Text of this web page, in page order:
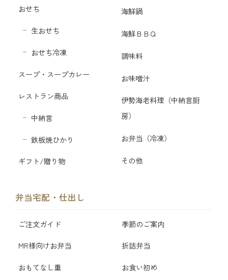
おせち
生おせち
おせち冷凍
スープ・スープカレー
レストラン商品
中納言
鉄板焼ひかり
ギフト/贈り物
海鮮鍋
海鮮ＢＢＱ
調味料
お味噌汁
伊勢海老料理（中納言厨
房）
お弁当（冷凍）
その他
弁当宅配・仕出し
ご注文ガイド 季節のご案内
MR様向けお弁当 折詰弁当
おもてなし重 お食い初め